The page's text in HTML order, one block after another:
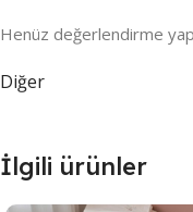
Henüz değerlendirme
Diğer
İlgili ürünler